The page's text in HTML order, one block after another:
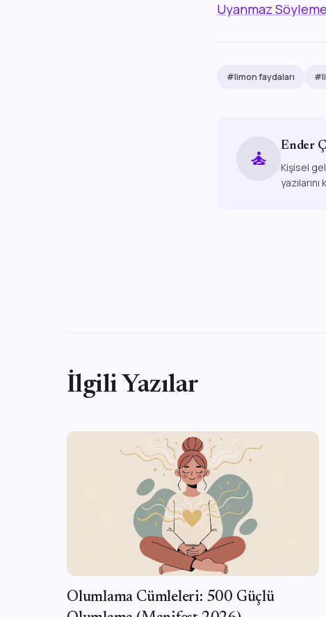
Uyanmaz
#limon faydaları
self_improvement
Ender
Kişisel
İlgili Yazılar
Olumlama Cümleleri: 500 Güçlü